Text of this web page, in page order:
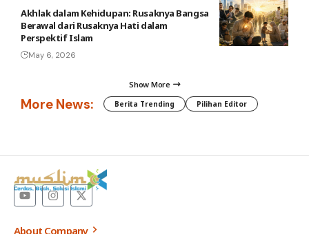
Akhlak dalam Kehidupan: Rusaknya Bangsa
Berawal dari Rusaknya Hati dalam
Perspektif Islam
May 6, 2026
Show More
More News: Berita Trending Pilihan Editor
About Company